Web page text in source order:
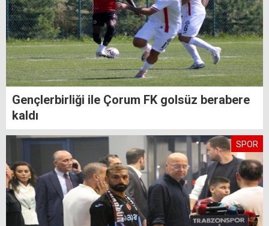
Gençlerbirliği ile Çorum FK golsüz berabere
kaldı
SPOR